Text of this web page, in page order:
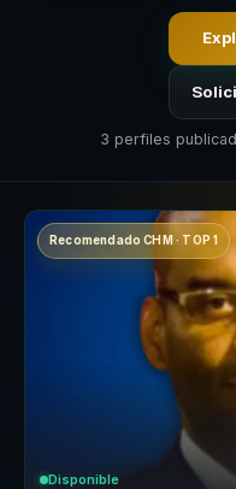
3 perfiles
Recomendado CHM · TOP 1
Disponible